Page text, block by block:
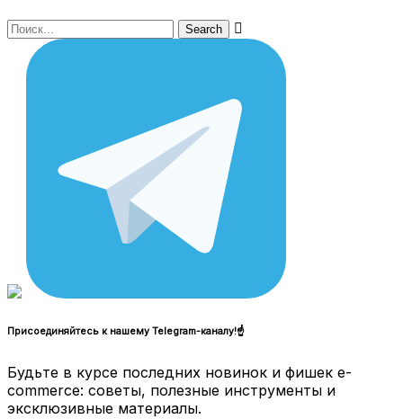

Присоединяйтесь к нашему Telegram-каналу!☝
Будьте в курсе последних новинок и фишек e-
commerce: советы, полезные инструменты и
эксклюзивные материалы.